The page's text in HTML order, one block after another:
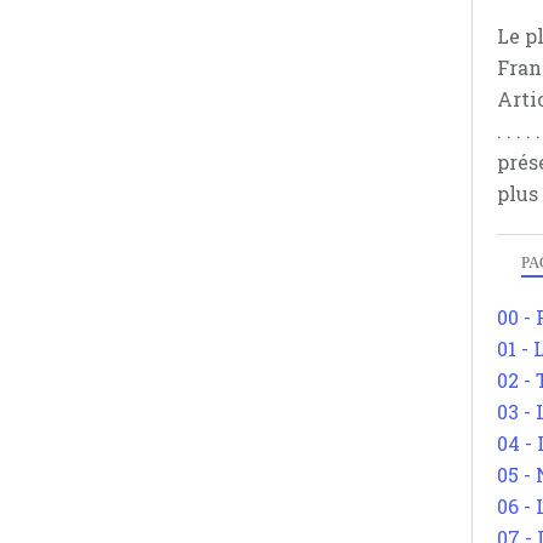
Le
. . . .
plus
00 -
01 -
02 -
03 -
04 -
05 -
06 -
07 -